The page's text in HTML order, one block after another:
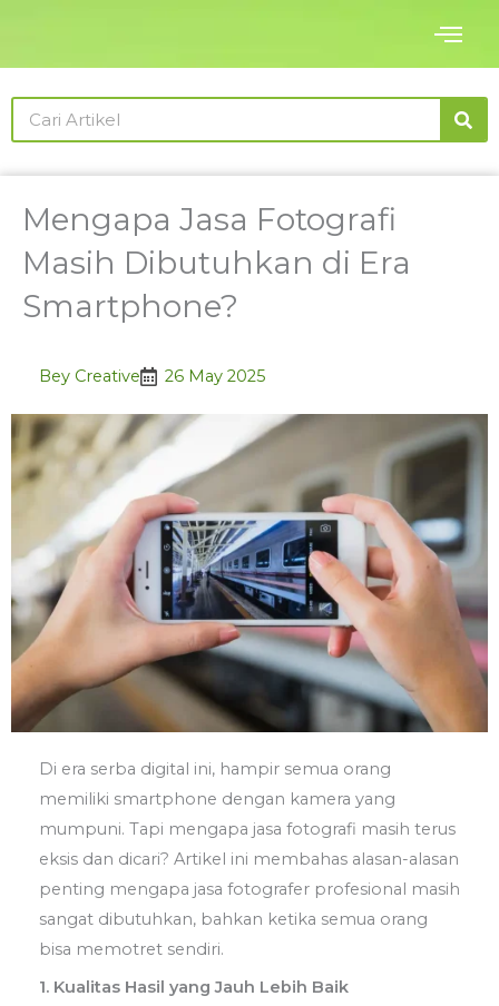
content
Search
Mengapa Jasa Fotografi
Masih Dibutuhkan di Era
Smartphone?
Bey Creative 26 May 2025
Di era serba digital ini, hampir semua orang
memiliki smartphone dengan kamera yang
mumpuni. Tapi mengapa jasa fotografi masih terus
eksis dan dicari? Artikel ini membahas alasan-alasan
penting mengapa jasa fotografer profesional masih
sangat dibutuhkan, bahkan ketika semua orang
bisa memotret sendiri.
1. Kualitas Hasil yang Jauh Lebih Baik